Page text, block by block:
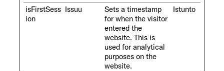
isFirstSess
ion
Issuu
Sets a timestamp
for when the visitor
entered the
website. This is
used for analytical
purposes on the
website.
Istunto